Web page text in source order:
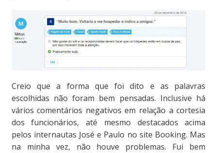
Creio que a forma que foi dito e as palavras
escolhidas não foram bem pensadas. Inclusive há
vários comentários negativos em relação a cortesia
dos funcionários, até mesmo destacados acima
pelos internautas José e Paulo no site Booking. Mas
na minha vez, não houve problemas. Fui bem